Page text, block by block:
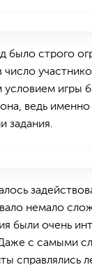
было строго
число
условием игры
ведь
задания.
немало
были очень
с самыми
справлялись